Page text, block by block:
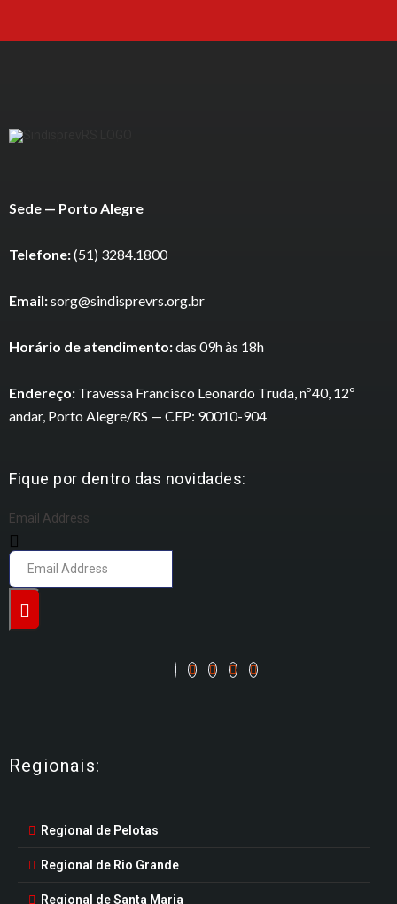
Sede — Porto Alegre
Telefone:(51) 3284.1800
Email:sorg@sindisprevrs.org.br
Horário de atendimento:das 09h às 18h
Endereço: Travessa Francisco Leonardo Truda, nº40, 12º
andar, Porto Alegre/RS — CEP: 90010-904
Fique por dentro das novidades:
Email Address
Regionais:
Regional de Pelotas
Regional de Rio Grande
Regional de Santa Maria